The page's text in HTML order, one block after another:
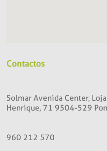
Contactos
Solmar Avenida Center,
Henrique, 71 9504-529
960 212 570